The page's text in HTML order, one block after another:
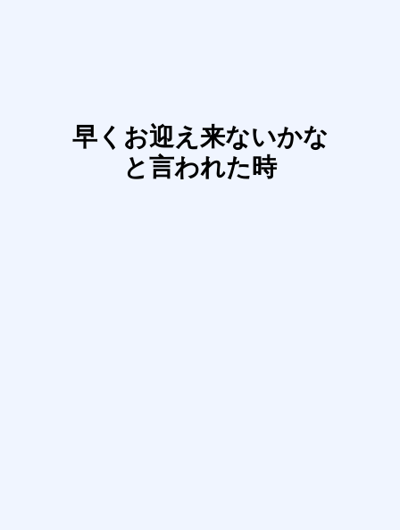
早くお迎え来ないかな
と言われた時